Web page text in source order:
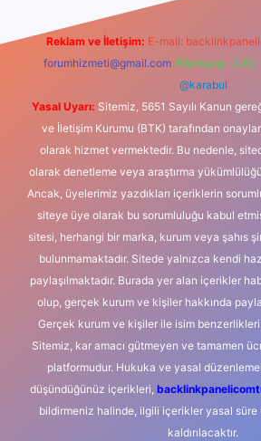
Reklam ve İletişim: E-mail:
forumhizmeti@gmail.com Whatsapp: 0262
@karabul
Yasal Uyarı: Sitemiz, 5651 Sayılı Kanun
ve İletişim Kurumu (BTK) tarafından
olarak hizmet vermektedir. Bu nedenle,
olarak denetleme veya araştırma
Ancak, üyelerimiz yazdıkları içeriklerin
siteye üye olarak bu sorumluluğu kabul
sitesi, herhangi bir marka, kurum veya şahıs
bulunmamaktadır. Sitede yalnızca kendi
paylaşılmaktadır. Burada yer alan içerikler
olup, gerçek kurum ve kişiler hakkında
Gerçek kurum ve kişiler ile isim
Sitemiz, kar amacı gütmeyen ve tamamen
platformudur. Hukuka ve yasal
düşündüğünüz içerikleri,
bildirmeniz halinde, ilgili içerikler yasal
kaldırılacaktır.